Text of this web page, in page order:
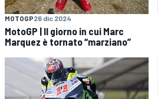
MOTOGP26 dic 2024
MotoGP | Il giorno in cui Marc
Marquez è tornato “marziano”